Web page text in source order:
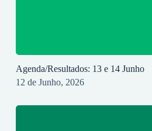
Agenda/Resultados: 13 e 14 Junho
12 de Junho, 2026